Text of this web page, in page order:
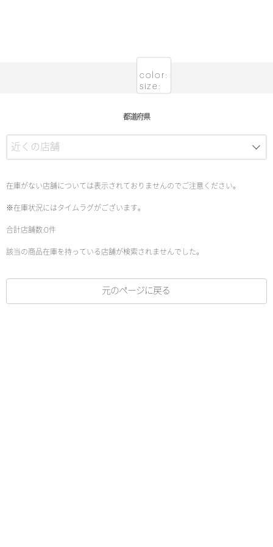
color:
size:
都道府県
在庫がない店舗については表示されておりませんのでご注意ください。
※在庫状況にはタイムラグがございます。
合計店舗数:0件
該当の商品在庫を持っている店舗が検索されませんでした。
元のページに戻る